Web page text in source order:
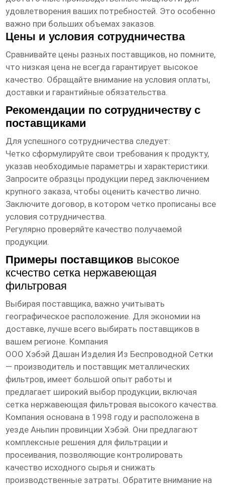
удовлетворения ваших потребностей. Это особенно
важно при больших объемах заказов.
Цены и условия сотрудничества
Сравнивайте цены разных поставщиков, но помните,
что низкая цена не всегда гарантирует высокое
качество. Обращайте внимание на условия оплаты,
доставки и гарантийные обязательства.
Рекомендации по сотрудничеству с
поставщиками
Для успешного сотрудничества следует:
Четко сформулируйте свои требования к продукту,
указав необходимые параметры и характеристики.
Запросите образцы продукции перед заключением
крупного заказа, чтобы оценить качество лично.
Заключите договор, в котором четко прописаны все
условия сотрудничества.
Регулярно проверяйте качество получаемой
продукции.
Примеры поставщиков высокое
ксчество сетка нержавеющая
фильтровая
Выбирая поставщика, важно учитывать
географическое расположение. Для экономии на
доставке, лучше всего выбирать поставщиков в
вашем регионе. Компания
ООО Хэбэй Дашан Изделия Из Беспроводной Сетки
— производитель и поставщик металлических
фильтров, имеет большой опыт работы и
предлагает широкий выбор продукции, включая
сетка нержавеющая фильтровая высокого качества.
Компания основана в 1998 году и расположена в
уезде Аньпин провинции Хэбэй. Они предлагают
комплексные решения для фильтрации и
просеивания, позволяющие контролировать
качество исходного сырья и снижать
производственные затраты. Обратите внимание на